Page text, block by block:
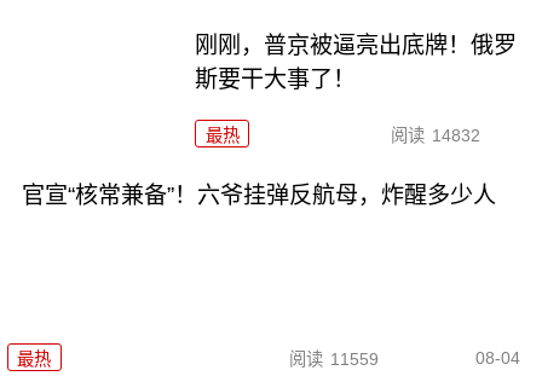
刚刚，普京被逼亮出底牌！俄罗
斯要干大事了！
最热 阅读 14832
官宣“核常兼备”！六爷挂弹反航母，炸醒多少人
最热 阅读 11559 08-04